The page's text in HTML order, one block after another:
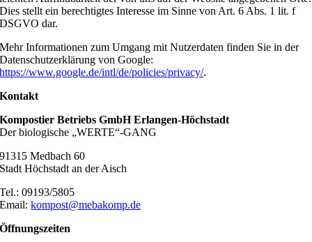
Dies stellt ein berechtigtes Interesse im Sinne von Art. 6 Abs. 1 lit. f
DSGVO dar.
Mehr Informationen zum Umgang mit Nutzerdaten finden Sie in der
Datenschutzerklärung von Google:
https://www.google.de/intl/de/policies/privacy/.
Kontakt
Kompostier Betriebs GmbH Erlangen-Höchstadt
Der biologische „WERTE“-GANG
91315 Medbach 60
Stadt Höchstadt an der Aisch
Tel.: 09193/5805
Email:kompost@mebakomp.de
Öffnungszeiten